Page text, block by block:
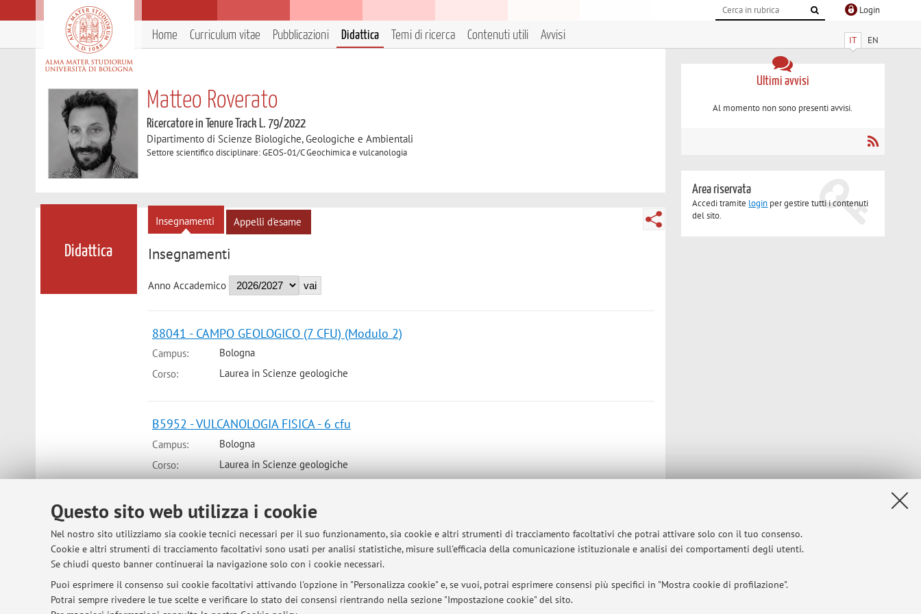
Questo sito web utilizza i cookie
Nel nostro sito utilizziamo sia cookie tecnici necessari per il suo funzionamento, sia cookie e altri strumenti di tracciamento facoltativi che potrai attivare solo con il tuo consenso.
Cookie e altri strumenti di tracciamento facoltativi sono usati per analisi statistiche, misure sull'efficacia della comunicazione istituzionale e analisi dei comportamenti degli utenti.
Se chiudi questo banner continuerai la navigazione solo con i cookie necessari.
Puoi esprimere il consenso sui cookie facoltativi attivando l'opzione in "Personalizza cookie" e, se vuoi, potrai esprimere consensi più specifici in "Mostra cookie di profilazione".
Potrai sempre rivedere le tue scelte e verificare lo stato dei consensi rientrando nella sezione "Impostazione cookie" del sito.
Login
IT EN
Home Curriculum vitae Pubblicazioni Didattica Temi di ricerca Contenuti utili Avvisi
Matteo Roverato
Ricercatore in Tenure Track L. 79/2022
Dipartimento di Scienze Biologiche, Geologiche e Ambientali
Settore scientifico disciplinare: GEOS-01/C Geochimica e vulcanologia
Didattica
Insegnamenti Appelli d'esame
Insegnamenti
Anno Accademico
88041 - CAMPO GEOLOGICO (7 CFU) (Modulo 2)
Campus:
Bologna
Corso:
Laurea in Scienze geologiche
B5952 - VULCANOLOGIA FISICA - 6 cfu
Campus:
Bologna
Corso:
Laurea in Scienze geologiche
Ultimi avvisi
Al momento non sono presenti avvisi.
Area riservata
Accedi tramite login per gestire tutti i contenuti
del sito.
© 2026 - ALMA MATER STUDIORUM - Università di Bologna - Via Zamboni, 33 - 40126 Bologna - Partita IVA: 01131710376 Privacy|Note legali|Impostazioni Cookie